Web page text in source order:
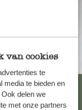
van cookies
te
media te bieden en
delen we
met onze partners